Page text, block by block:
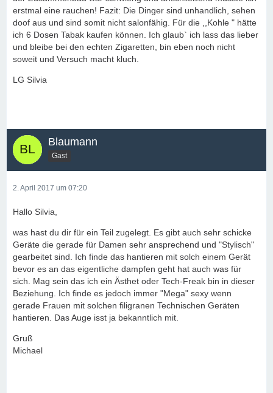
erstmal eine rauchen! Fazit: Die Dinger sind unhandlich, sehen
doof aus und sind somit nicht salonfähig. Für die ,,Kohle " hätte
ich 6 Dosen Tabak kaufen können. Ich glaub` ich lass das lieber
und bleibe bei den echten Zigaretten, bin eben noch nicht
soweit und Versuch macht kluch.
LG Silvia
Blaumann
Gast
2. April 2017 um 07:20
Hallo Silvia,
was hast du dir für ein Teil zugelegt. Es gibt auch sehr schicke
Geräte die gerade für Damen sehr ansprechend und "Stylisch"
gearbeitet sind. Ich finde das hantieren mit solch einem Gerät
bevor es an das eigentliche dampfen geht hat auch was für
sich. Mag sein das ich ein Ästhet oder Tech-Freak bin in dieser
Beziehung. Ich finde es jedoch immer "Mega" sexy wenn
gerade Frauen mit solchen filigranen Technischen Geräten
hantieren. Das Auge isst ja bekanntlich mit.
Gruß
Michael